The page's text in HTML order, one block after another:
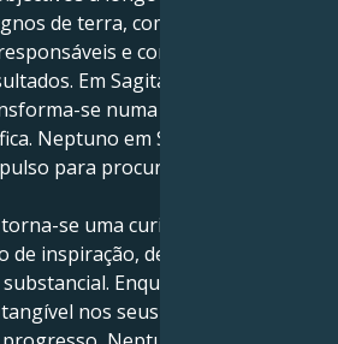
de terra, com os pés
e concentrados na
Em Sagitário, esta
se numa qualidade mais
Neptuno em Sagitário inspira
para procurar e expandir a
se uma curiosa mistura de
de inspiração, de anseio e de
Enquanto que
nos seus resultados e